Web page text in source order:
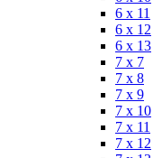
6 x 11
6 x 12
6 x 13
7 x 7
7 x 8
7 x 9
7 x 10
7 x 11
7 x 12